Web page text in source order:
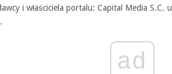
i właściciela portalu: Capital Media S.C.
ad